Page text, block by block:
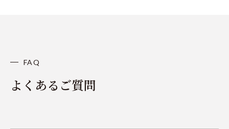
FAQ
よくあるご質問